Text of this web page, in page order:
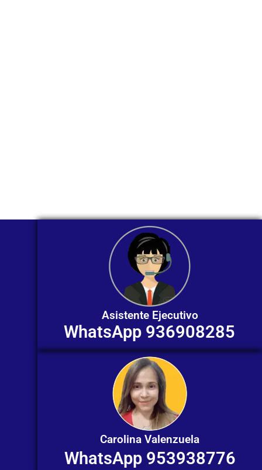
Asistente Ejecutivo
WhatsApp 936908285
Carolina Valenzuela
WhatsApp 953938776